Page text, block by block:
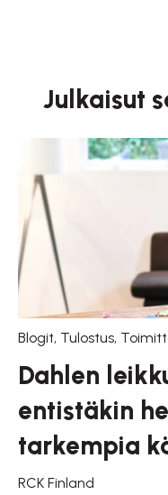
Julkaisut
Blogit, Tulostus,
Dahlen
entistäkin
tarkempia
RCK Finland